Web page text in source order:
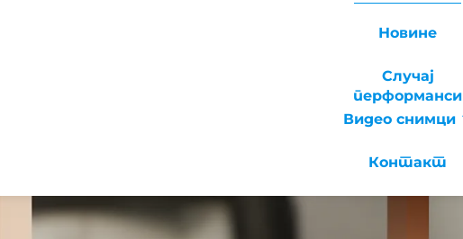
Новине
Случај
перформанси
Видео снимци
Контакт